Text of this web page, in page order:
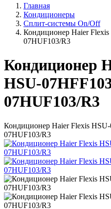
Главная
Кондиционеры
Сплит-системы On/Off
Кондиционер Haier
07HUF103/R3
Кондиционер
HSU-
07HUF103/R3
Кондиционер Haier Flexis
07HUF103/R3